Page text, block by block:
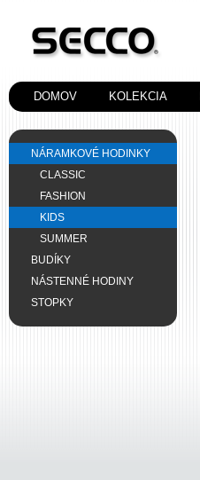
DOMOV KOLEKCIA
NÁRAMKOVÉ HODINKY
CLASSIC
FASHION
KIDS
SUMMER
BUDÍKY
NÁSTENNÉ HODINY
STOPKY